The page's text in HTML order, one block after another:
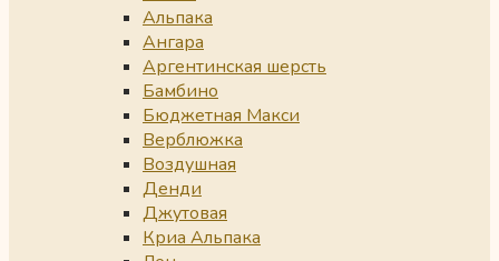
Альпака
Ангара
Аргентинская шерсть
Бамбино
Бюджетная Макси
Верблюжка
Воздушная
Денди
Джутовая
Криа Альпака